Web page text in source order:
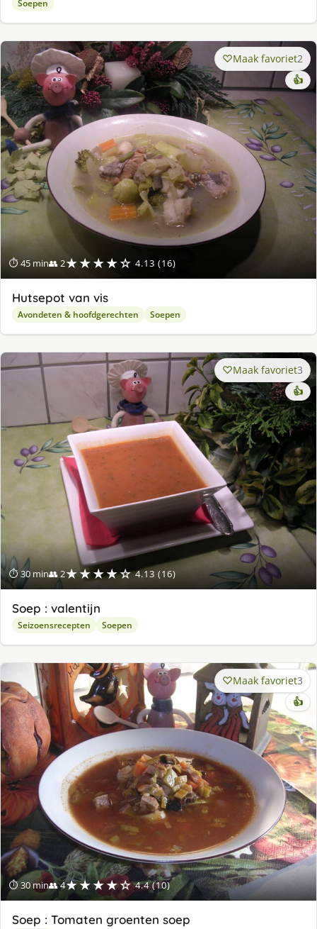
Soepen
⏱ 45 min👥 2★★★★☆ 4.13 (16)
Maak favoriet2
👍
Hutsepot van vis
Avondeten & hoofdgerechten Soepen
⏱ 30 min👥 2★★★★☆ 4.13 (16)
Maak favoriet3
👍
Soep : valentijn
Seizoensrecepten Soepen
⏱ 30 min👥 4★★★★☆ 4.4 (10)
Maak favoriet3
👍
Soep : Tomaten groenten soep